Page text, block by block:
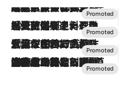
2026.7.31
【ホテル帰省】という選択肢をOMOが提案。家族とほどよい距離を保つには「昼は実家、夜は気兼ねなくホテルで！」
2026.7.24
【夏限定ディナーコース】旬を迎える稚鮎や花ズッキーニなどをイタリア・トスカーナの郷土料理の手法で満喫！
2026.7.17
「土佐和ハーブかき氷」がOMO7高知に登場！生姜、山椒、大葉など目にも舌にも涼を呼ぶ郷土の味
2026.7.10
NEW OPEN！【界 草津】名湯の地に誕生。趣の異なる2種の温泉と上州ならではの会席・蕎麦割烹など美食を味わう究極の癒やし旅